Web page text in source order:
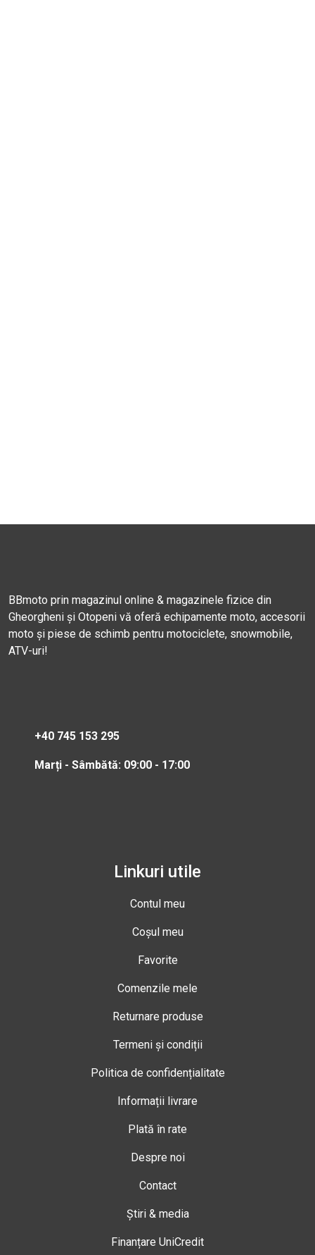
BBmoto prin magazinul online & magazinele fizice din
Gheorgheni și Otopeni vă oferă echipamente moto, accesorii
moto și piese de schimb pentru motociclete, snowmobile,
ATV-uri!
+40 745 153 295
Marți - Sâmbătă: 09:00 - 17:00
Linkuri utile
Contul meu
Coșul meu
Favorite
Comenzile mele
Returnare produse
Termeni și condiții
Politica de confidențialitate
Informații livrare
Plată în rate
Despre noi
Contact
Știri & media
Finanțare UniCredit